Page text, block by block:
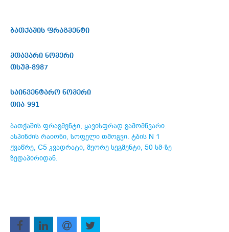
ბათქაშის ფრაგმენტი
მთავარი ნომერი
თსუმ-8987
საინვენტარო ნომერი
თია-991
ბათქაშის ფრაგმენტი, ყავისფრად გამომწვარი.
ასპინძის რაიონი, სოფელი თმოგვი. ტბის N 1
ქვაწრე, C5 კვადრატი, მეორე სეგმენტი, 50 სმ-ზე
ზედაპირიდან.